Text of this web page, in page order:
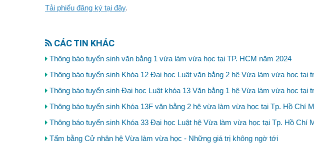
Tải phiếu đăng ký tại đây.
CÁC TIN KHÁC
Thông báo tuyển sinh văn bằng 1 vừa làm vừa học tại TP. HCM năm 2024
Thông báo tuyển sinh Khóa 12 Đại học Luật văn bằng 2 hệ Vừa làm vừa học tại
Thông báo tuyển sinh Đại học Luật khóa 13 Văn bằng 1 hệ Vừa làm vừa học tại
Thông báo tuyển sinh Khóa 13F văn bằng 2 hệ vừa làm vừa học tại Tp. Hồ Chí
Thông báo tuyển sinh Khóa 33 Đại học Luật hệ Vừa làm vừa học tại Tp. Hồ Chí
Tấm bằng Cử nhân hệ Vừa làm vừa học - Những giá trị không ngờ tới